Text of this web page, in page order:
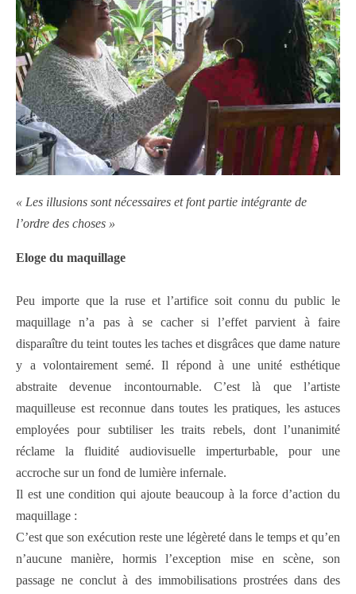
« Les illusions sont nécessaires et font partie intégrante de
l’ordre des choses »
Eloge du maquillage
Peu importe que la ruse et l’artifice soit connu du public le
maquillage n’a pas à se cacher si l’effet parvient à faire
disparaître du teint toutes les taches et disgrâces que dame nature
y a volontairement semé. Il répond à une unité esthétique
abstraite devenue incontournable. C’est là que l’artiste
maquilleuse est reconnue dans toutes les pratiques, les astuces
employées pour subtiliser les traits rebels, dont l’unanimité
réclame la fluidité audiovisuelle imperturbable, pour une
accroche sur un fond de lumière infernale.
Il est une condition qui ajoute beaucoup à la force d’action du
maquillage :
C’est que son exécution reste une légèreté dans le temps et qu’en
n’aucune manière, hormis l’exception mise en scène, son
passage ne conclut à des immobilisations prostrées dans des